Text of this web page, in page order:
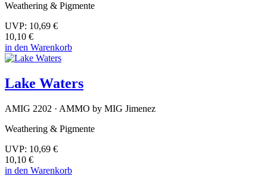
Weathering & Pigmente
UVP: 10,69 €
10,10 €
in den Warenkorb
Lake Waters
AMIG 2202 · AMMO by MIG Jimenez
Weathering & Pigmente
UVP: 10,69 €
10,10 €
in den Warenkorb